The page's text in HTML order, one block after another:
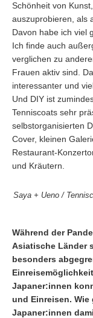
Schönheit von
auszuprobieren, als
Davon habe ich viel
Ich finde auch
verglichen zu
Frauen aktiv sind.
interessanter und
Und DIY ist
Tenniscoats sehr
selbstorganisierten
Cover, kleinen
Restaurant-
und Kräutern.
Saya + Ueno /
Während der
Asiatische Länder
besonders
Japaner:innen
und Einreisen.
Japaner:innen